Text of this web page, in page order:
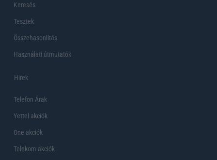
Keresés
Tesztek
Összehasonlítás
Használati útmutatók
Hirek
Telefon Árak
Yettel akciók
One akciók
Telekom akciók